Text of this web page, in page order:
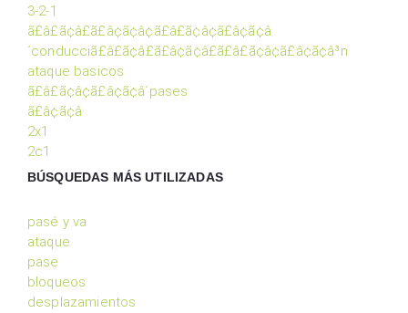
3-2-1
ã£â£ã¢â£ã£â¢ã¢â¢ã£â£ã¢â¢ã£â¢ã¢â
´conducciã£â£ã¢â£ã£â¢ã¢â£ã£â£ã¢â¢ã£â¢ã¢â³n
ataque basicos
ã£â£ã¢â¢ã£â¢ã¢â´pases
ã£â¢ã¢â·
2x1
2c1
BÚSQUEDAS MÁS UTILIZADAS
pasé y va
ataque
pase
bloqueos
desplazamientos